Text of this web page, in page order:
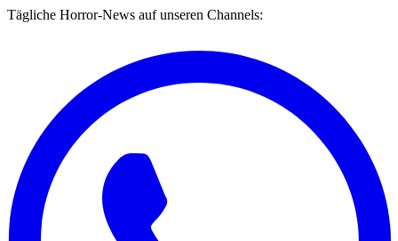
Tägliche Horror-News auf unseren Channels: